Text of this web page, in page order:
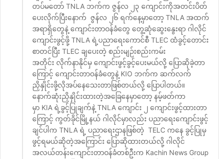
တပ်မတော် TNLA ဘက်က ဇွန်လ ၂၃ ကျောင်းကိုအတင်းပိတ်
ပေးလိုက်ပြီးနောက် ဇွန်လ ၂၆ ရက်နေ့မှာတော့ TNLA အထက်
အရာရှိတွေနဲ့ ကျောင်းတာဝန်ခံတွေ တွေ့ဆုံဆွေးနွေးရာ ဂါလိုင်
ကျောင်းဖွင့်ဖို့ TNLA ရဲ့ပညာရေးကောင်စီ TLEC ထံခွင့်တောင်း
စာတင်ပြီး TLEC ချပေးတဲ့ စည်းမျဉ်းစည်းကမ်း
အတိုင်း လိုက်နာနိုင်မှ ကျောင်းဖွင့်ခွင့်ပေးမယ်လို့ ပြောဆိုခဲ့တာ
ကြောင့် ကျောင်းတာဝန်ခံတွေနဲ့ KIO ဘက်က ဆက်လက်
ညှိနှိုင်းဖို့လိုအပ်နေသေးတာဖြစ်တယ်လို့ ပြောပါတယ်။
နောက်ဆုံးညှိနှိုင်းထားတဲ့အခြေနေမှာတော့ နမ့်ဖတ်ကာ
မှာ KIA ရဲ့ခွင့်ပြုချက်နဲ့ TNLA ကျောင်း ၂ ကျောင်းဖွင့်ထားတာ
ကြောင့် ကွတ်ခိုင်မြို့နယ် ဂါလိုင်မှာလည်း ပညာရေးကျောင်းဖွင့်
ချင်ပါက TNLA ရဲ့ ပညာရေးဌာနဖြစ်တဲ့ TELC ကနေ ခွင့်ပြုမှ
ဖွင့်ရမယ်ဆိုတဲ့အကြောင်း ပြောဆိုထားတယ်လို့ ဂါလိုင်
အလယ်တန်းကျောင်းတာဝန်ခံတစ်ဦးက Kachin News Group